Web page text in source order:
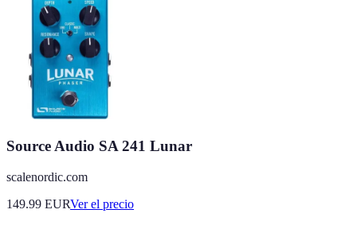
Source Audio SA 241 Lunar
scalenordic.com
149.99 EURVer el precio